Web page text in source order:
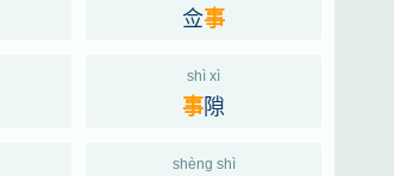
佥事
shì xì
事隙
shèng shì